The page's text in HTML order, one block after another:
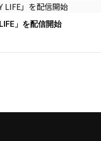
」を配信開始